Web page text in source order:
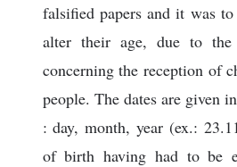
falsified papers and it was
alter their age, due to the
concerning the reception of
people. The dates are given
: day, month, year (ex.:
of birth having had to be